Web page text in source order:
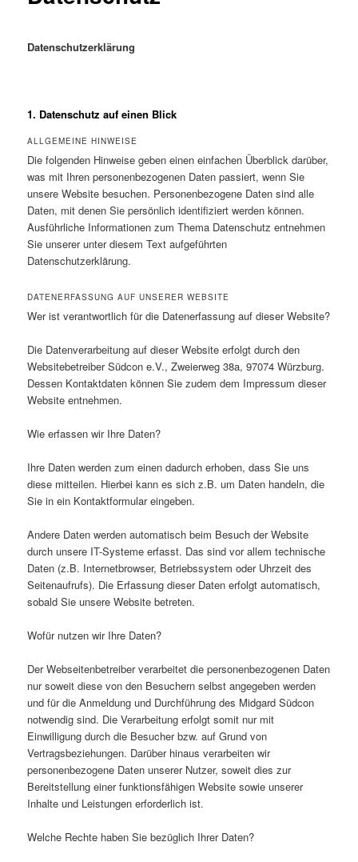
Datenschutzerklärung
1. Datenschutz auf einen Blick
ALLGEMEINE HINWEISE
Die folgenden Hinweise geben einen einfachen Überblick darüber,
was mit Ihren personenbezogenen Daten passiert, wenn Sie
unsere Website besuchen. Personenbezogene Daten sind alle
Daten, mit denen Sie persönlich identifiziert werden können.
Ausführliche Informationen zum Thema Datenschutz entnehmen
Sie unserer unter diesem Text aufgeführten
Datenschutzerklärung.
DATENERFASSUNG AUF UNSERER WEBSITE
Wer ist verantwortlich für die Datenerfassung auf dieser Website?
Die Datenverarbeitung auf dieser Website erfolgt durch den
Websitebetreiber Südcon e.V., Zweierweg 38a, 97074 Würzburg.
Dessen Kontaktdaten können Sie zudem dem Impressum dieser
Website entnehmen.
Wie erfassen wir Ihre Daten?
Ihre Daten werden zum einen dadurch erhoben, dass Sie uns
diese mitteilen. Hierbei kann es sich z.B. um Daten handeln, die
Sie in ein Kontaktformular eingeben.
Andere Daten werden automatisch beim Besuch der Website
durch unsere IT-Systeme erfasst. Das sind vor allem technische
Daten (z.B. Internetbrowser, Betriebssystem oder Uhrzeit des
Seitenaufrufs). Die Erfassung dieser Daten erfolgt automatisch,
sobald Sie unsere Website betreten.
Wofür nutzen wir Ihre Daten?
Der Webseitenbetreiber verarbeitet die personenbezogenen Daten
nur soweit diese von den Besuchern selbst angegeben werden
und für die Anmeldung und Durchführung des Midgard Südcon
notwendig sind. Die Verarbeitung erfolgt somit nur mit
Einwilligung durch die Besucher bzw. auf Grund von
Vertragsbeziehungen. Darüber hinaus verarbeiten wir
personenbezogene Daten unserer Nutzer, soweit dies zur
Bereitstellung einer funktionsfähigen Website sowie unserer
Inhalte und Leistungen erforderlich ist.
Welche Rechte haben Sie bezüglich Ihrer Daten?